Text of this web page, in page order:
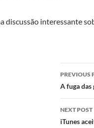
discussão interessante
Post
PREVIOUS
A fuga das
NEXT POST
iTunes